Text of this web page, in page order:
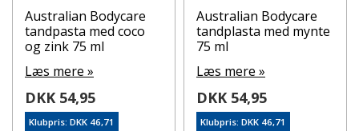
Australian Bodycare
tandpasta med coco
og zink 75 ml
Læs mere »
DKK 54,95
Klubpris: DKK 46,71
Australian Bodycare
tandplasta med mynte
75 ml
Læs mere »
DKK 54,95
Klubpris: DKK 46,71